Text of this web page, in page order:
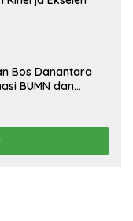
Bos Danantara
BUMN dan